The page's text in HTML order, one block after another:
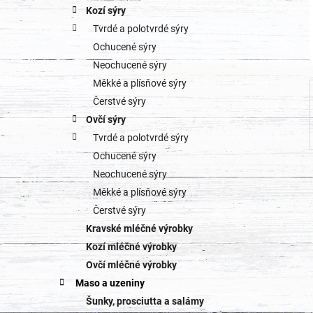
n
p
a
n
e
e
Kozí sýry
Tvrdé a polotvrdé sýry
Ochucené sýry
Neochucené sýry
Měkké a plísňové sýry
Čerstvé sýry
Ovčí sýry
Tvrdé a polotvrdé sýry
Ochucené sýry
Neochucené sýry
Měkké a plísňové sýry
Čerstvé sýry
Kravské mléčné výrobky
Kozí mléčné výrobky
Ovčí mléčné výrobky
Maso a uzeniny
Šunky, prosciutta a salámy